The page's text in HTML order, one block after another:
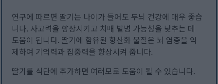
연구에 따르면 딸기는 나이가 들어도 두뇌 건강에 매우 좋습
니다. 사고력을 향상시키고 치매 발병 가능성을 낮추는 데
도움이 됩니다. 딸기에 함유된 항산화 물질은 뇌 염증을 억
제하여 기억력과 집중력을 향상시켜 줍니다.
딸기를 식단에 추가하면 여러모로 도움이 될 수 있습니다.